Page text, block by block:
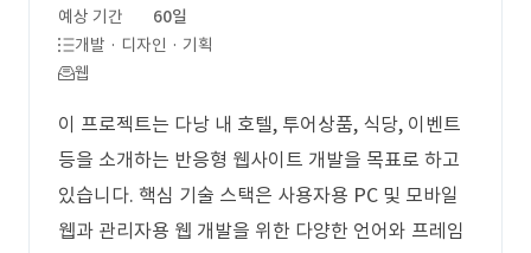
예상 기간
60일
개발 · 디자인 · 기획
웹
이 프로젝트는 다낭 내 호텔, 투어상품, 식당, 이벤트
등을 소개하는 반응형 웹사이트 개발을 목표로 하고
있습니다. 핵심 기술 스택은 사용자용 PC 및 모바일
웹과 관리자용 웹 개발을 위한 다양한 언어와 프레임